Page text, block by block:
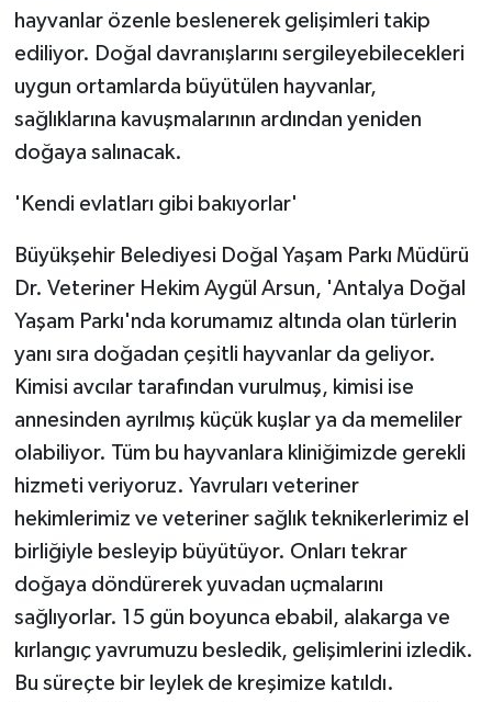
hayvanlar özenle beslenerek gelişimleri takip
ediliyor. Doğal davranışlarını sergileyebilecekleri
uygun ortamlarda büyütülen hayvanlar,
sağlıklarına kavuşmalarının ardından yeniden
doğaya salınacak.
'Kendi evlatları gibi bakıyorlar'
Büyükşehir Belediyesi Doğal Yaşam Parkı Müdürü
Dr. Veteriner Hekim Aygül Arsun, 'Antalya Doğal
Yaşam Parkı'nda korumamız altında olan türlerin
yanı sıra doğadan çeşitli hayvanlar da geliyor.
Kimisi avcılar tarafından vurulmuş, kimisi ise
annesinden ayrılmış küçük kuşlar ya da memeliler
olabiliyor. Tüm bu hayvanlara kliniğimizde gerekli
hizmeti veriyoruz. Yavruları veteriner
hekimlerimiz ve veteriner sağlık teknikerlerimiz el
birliğiyle besleyip büyütüyor. Onları tekrar
doğaya döndürerek yuvadan uçmalarını
sağlıyorlar. 15 gün boyunca ebabil, alakarga ve
kırlangıç yavrumuzu besledik, gelişimlerini izledik.
Bu süreçte bir leylek de kreşimize katıldı.
SİYASET
SPOR HABERLERİ
TEKNOLOJİ
Turizm
ÜLKE GÜNDEMİ
YAŞAM
YEREL
Yerel Haberler